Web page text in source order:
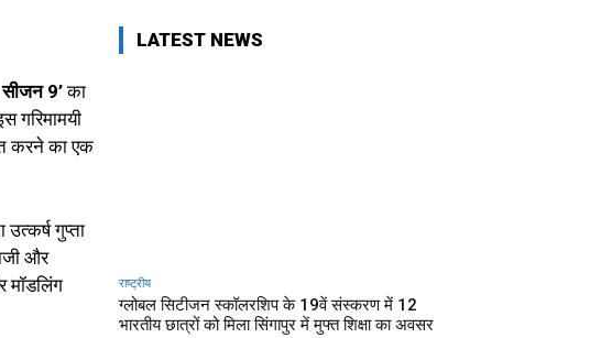
9’का
गरिमामयी
करने का एक
गुप्ता
और
मॉडलिंग
LATEST NEWS
राष्ट्रीय
ग्लोबल सिटीजन स्कॉलरशिप के 19वें संस्करण में 12
भारतीय छात्रों को मिला सिंगापुर में मुफ्त शिक्षा का अवसर